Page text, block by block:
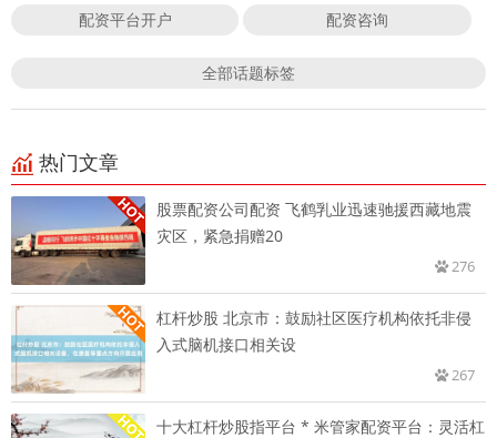
配资平台开户 配资咨询
全部话题标签
热门文章
股票配资公司配资 飞鹤乳业迅速驰援西藏地震
灾区，紧急捐赠20
276
杠杆炒股 北京市：鼓励社区医疗机构依托非侵
入式脑机接口相关设
267
十大杠杆炒股指平台 * 米管家配资平台：灵活杠